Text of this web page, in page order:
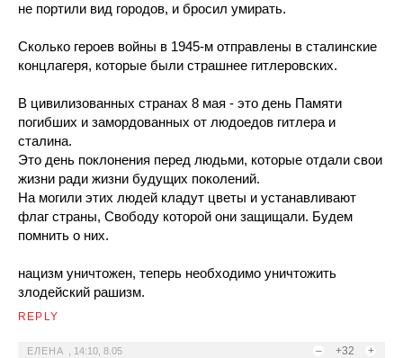
не портили вид городов, и бросил умирать.
Сколько героев войны в 1945-м отправлены в сталинские
концлагеря, которые были страшнее гитлеровских.
В цивилизованных странах 8 мая - это день Памяти
погибших и замордованных от людоедов гитлера и
сталина.
Это день поклонения перед людьми, которые отдали свои
жизни ради жизни будущих поколений.
На могили этих людей кладут цветы и устанавливают
флаг страны, Свободу которой они защищали. Будем
помнить о них.
нацизм уничтожен, теперь необходимо уничтожить
злодейский рашизм.
REPLY
– +32 +
ЕЛЕНА 14:10, 8.05